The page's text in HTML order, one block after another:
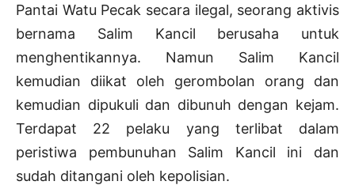
Pantai Watu Pecak secara ilegal, seorang aktivis
bernama Salim Kancil berusaha untuk
menghentikannya. Namun Salim Kancil
kemudian diikat oleh gerombolan orang dan
kemudian dipukuli dan dibunuh dengan kejam.
Terdapat 22 pelaku yang terlibat dalam
peristiwa pembunuhan Salim Kancil ini dan
sudah ditangani oleh kepolisian.